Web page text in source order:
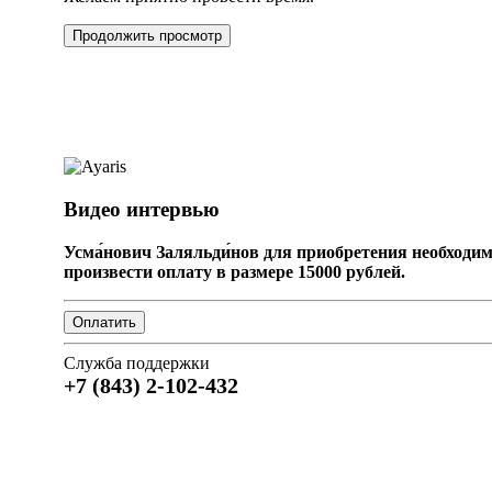
Продолжить просмотр
Видео интервью
Усма́нович Заляльди́нов для приобретения
произвести оплату в размере 15000 рублей.
Служба поддержки
+7 (843) 2-102-432